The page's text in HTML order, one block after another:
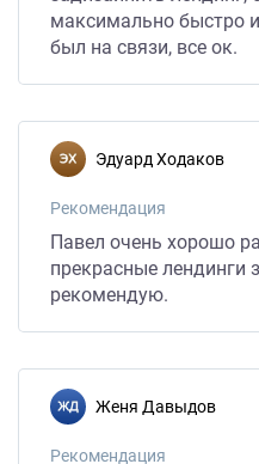
максимально быстро
был на связи, все ок.
Эдуард Ходаков
Рекомендация
Павел очень хорошо
прекрасные лендинги
рекомендую.
Женя Давыдов
Рекомендация